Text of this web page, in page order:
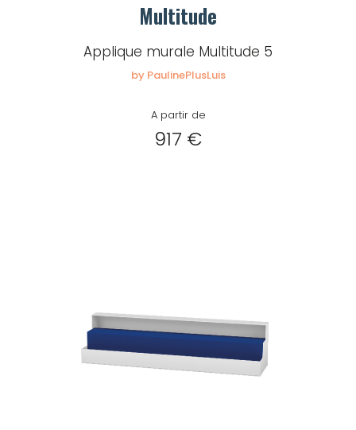
Multitude
Applique murale Multitude 5
by PaulinePlusLuis
A partir de
917 €